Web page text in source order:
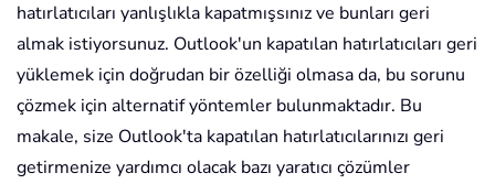
hatırlatıcıları yanlışlıkla kapatmışsınız ve bunları geri
almak istiyorsunuz. Outlook'un kapatılan hatırlatıcıları geri
yüklemek için doğrudan bir özelliği olmasa da, bu sorunu
çözmek için alternatif yöntemler bulunmaktadır. Bu
makale, size Outlook'ta kapatılan hatırlatıcılarınızı geri
getirmenize yardımcı olacak bazı yaratıcı çözümler